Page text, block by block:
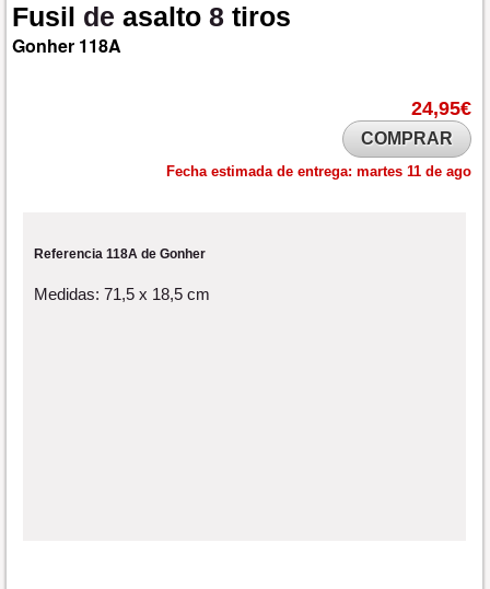
Fusil de asalto 8 tiros
Gonher 118A
24,95€
COMPRAR
Fecha estimada de entrega: martes 11 de ago
Referencia 118A de Gonher
Medidas: 71,5 x 18,5 cm